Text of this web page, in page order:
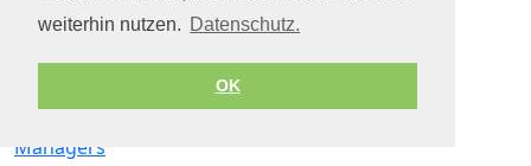
weiterhin nutzen. Datenschutz.
OK
Manager Order Execution
Manager Payroll
Manager Procurement
Managers